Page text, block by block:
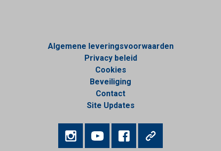
Algemene leveringsvoorwaarden
Privacy beleid
Cookies
Beveiliging
Contact
Site Updates